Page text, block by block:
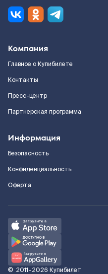
Компания
Главное о Купибилете
Контакты
Пресс-центр
Партнерская программа
Информация
Безопасность
Конфиденциальность
Оферта
© 2011–2026 Купибилет